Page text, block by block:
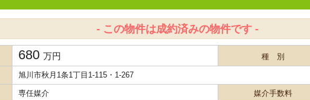
- この物件は成約済みの物件です -
680 万円 種 別
旭川市秋月1条1丁目1-115・1-267
専任媒介 媒介手数料